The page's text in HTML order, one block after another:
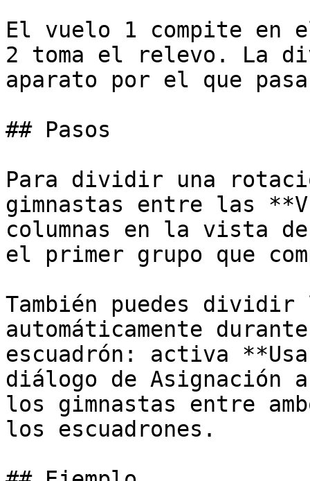
El vuelo 1 compite en
2 toma el relevo. La
aparato por el que
## Pasos
Para dividir una
gimnastas entre las
columnas en la vista
el primer grupo que
También puedes
automáticamente
escuadrón: activa
diálogo de Asignación
los gimnastas entre
los escuadrones.